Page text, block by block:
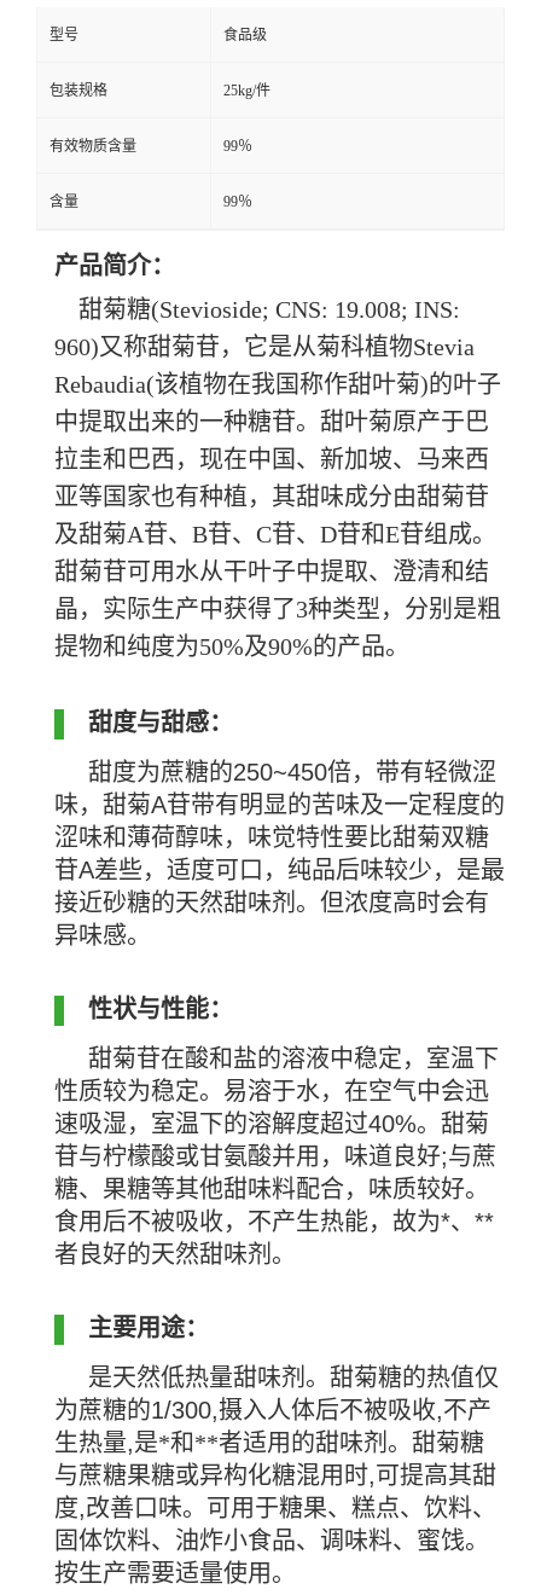
型号 食品级
包装规格 25kg/件
有效物质含量 99％
含量 99％
产品简介：
甜菊糖(Stevioside; CNS: 19.008; INS:
960)又称甜菊苷，它是从菊科植物Stevia
Rebaudia(该植物在我国称作甜叶菊)的叶子
中提取出来的一种糖苷。甜叶菊原产于巴
拉圭和巴西，现在中国、新加坡、马来西
亚等国家也有种植，其甜味成分由甜菊苷
及甜菊A苷、B苷、C苷、D苷和E苷组成。
甜菊苷可用水从干叶子中提取、澄清和结
晶，实际生产中获得了3种类型，分别是粗
提物和纯度为50%及90%的产品。
甜度与甜感：
甜度为蔗糖的250~450倍，带有轻微涩
味，甜菊A苷带有明显的苦味及一定程度的
涩味和薄荷醇味，味觉特性要比甜菊双糖
苷A差些，适度可口，纯品后味较少，是最
接近砂糖的天然甜味剂。但浓度高时会有
异味感。
性状与性能：
甜菊苷在酸和盐的溶液中稳定，室温下
性质较为稳定。易溶于水，在空气中会迅
速吸湿，室温下的溶解度超过40%。甜菊
苷与柠檬酸或甘氨酸并用，味道良好;与蔗
糖、果糖等其他甜味料配合，味质较好。
食用后不被吸收，不产生热能，故为*、**
者良好的天然甜味剂。
主要用途：
是天然低热量甜味剂。甜菊糖的热值仅
为蔗糖的1/300,摄入人体后不被吸收,不产
生热量,是*和**者适用的甜味剂。甜菊糖
与蔗糖果糖或异构化糖混用时,可提高其甜
度,改善口味。可用于糖果、糕点、饮料、
固体饮料、油炸小食品、调味料、蜜饯。
按生产需要适量使用。